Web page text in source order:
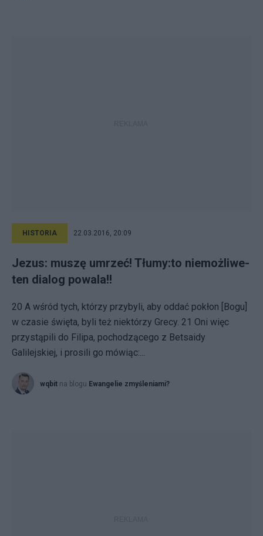
HISTORIA 22.03.2016, 20:09
Jezus: muszę umrzeć! Tłumy:to niemożliwe-
ten dialog powala!!
20 A wśród tych, którzy przybyli, aby oddać pokłon [Bogu]
w czasie święta, byli też niektórzy Grecy. 21 Oni więc
przystąpili do Filipa, pochodzącego z Betsaidy
Galilejskiej, i prosili go mówiąc:...
wqbit na blogu Ewangelie zmyśleniami?